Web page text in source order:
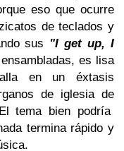
eso que ocurre
de teclados y
sus "I get up, I
es lisa
en un éxtasis
de iglesia de
tema bien podría
termina rápido y